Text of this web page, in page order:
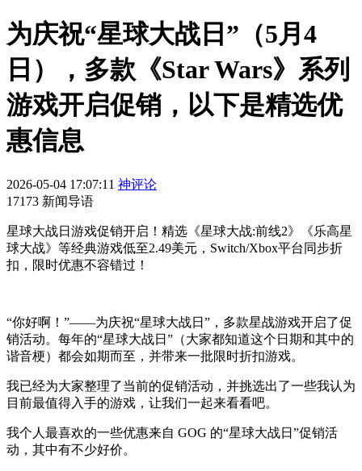
为庆祝“星球大战日”（5月4
日），多款《Star Wars》系列
游戏开启促销，以下是精选优
惠信息
2026-05-04 17:07:11 神评论
17173 新闻导语
星球大战日游戏促销开启！精选《星球大战:前线2》《乐高星
球大战》等经典游戏低至2.49美元，Switch/Xbox平台同步折
扣，限时优惠不容错过！
“你好啊！”——为庆祝“星球大战日”，多款星战游戏开启了促
销活动。每年的“星球大战日”（大家都知道这个日期和其中的
谐音梗）都会如期而至，并带来一批限时折扣游戏。
我已经为大家整理了当前的促销活动，并挑选出了一些我认为
目前最值得入手的游戏，让我们一起来看看吧。
我个人最喜欢的一些优惠来自 GOG 的“星球大战日”促销活
动，其中有不少好价。